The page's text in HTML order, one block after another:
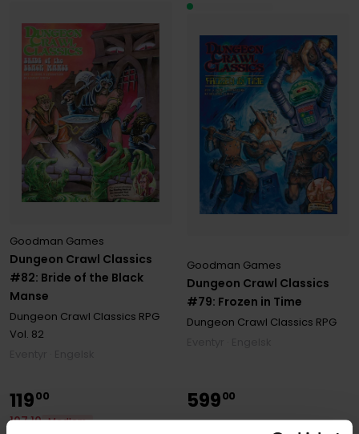
Dungeon Crawl Classics
#82: Bride of the Black
Manse
Goodman Games
Dungeon Crawl Classics RPG
Vol. 82
Dungeon Crawl Classics
#79: Frozen in Time
Goodman Games
Dungeon Crawl Classics RPG
11900
107,10 Medlem
59900